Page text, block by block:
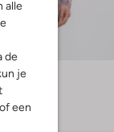
alle
de
je
een
€ 111,99